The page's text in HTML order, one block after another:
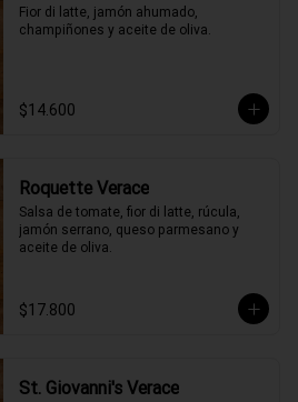
Fior di latte, jamón ahumado,
champiñones y aceite de oliva.
$14.600
Roquette Verace
Salsa de tomate, fior di latte, rúcula,
jamón serrano, queso parmesano y
aceite de oliva.
$17.800
St. Giovanni's Verace